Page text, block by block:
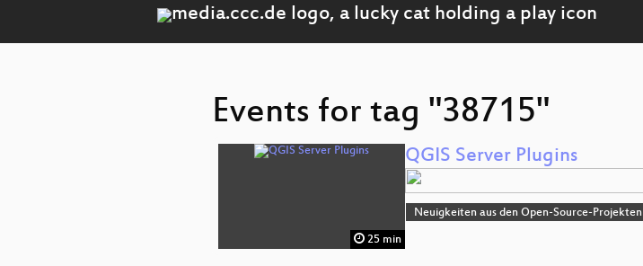
Events for tag "38715"
25 min
QGIS Server Plugins
Neuigkeiten aus den Open-Source-Projekten